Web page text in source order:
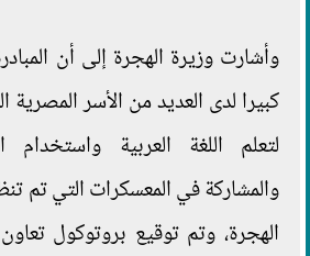
وأشارت وزيرة الهجرة إلى أن
كبيرا لدى العديد من الأسر المصرية
لتعلم اللغة العربية واستخدام
والمشاركة في المعسكرات التي تم
الهجرة، وتم توقيع بروتوكول